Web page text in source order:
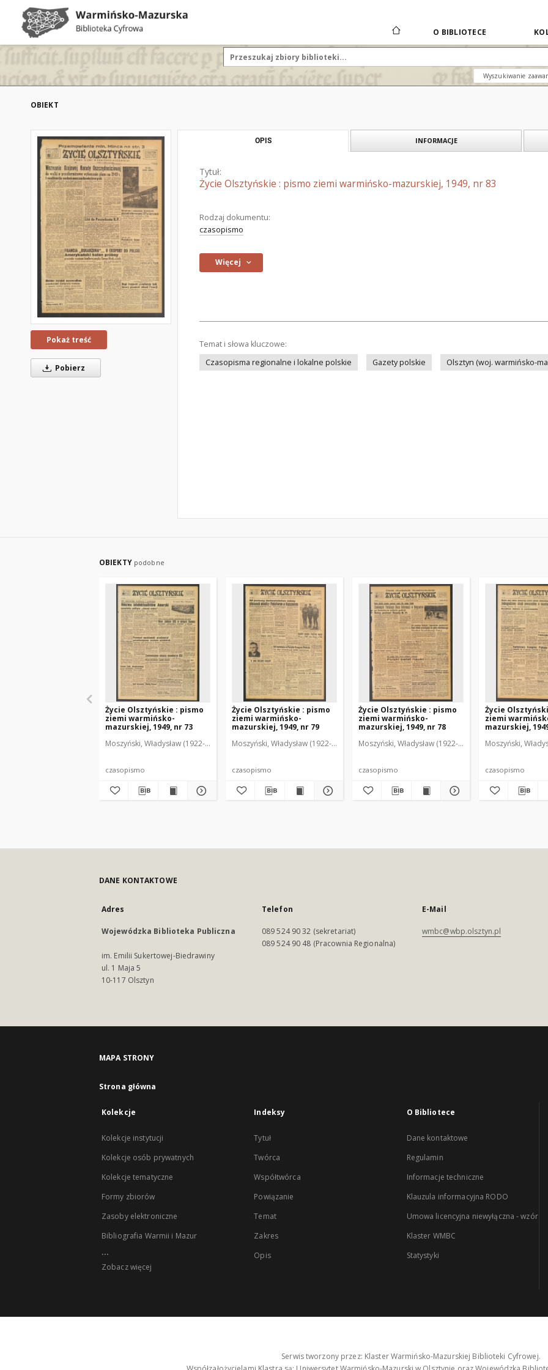
O BIBLIOTECE
Wyszukiwanie
OBIEKT
Pokaż treść
Pobierz
OPIS INFORMACJE
Tytuł:
Życie Olsztyńskie : pismo ziemi warmińsko-mazurskiej, 1949, nr 83
Rodzaj dokumentu:
czasopismo
Więcej
Temat i słowa kluczowe:
Czasopisma regionalne i lokalne polskie
Gazety polskie Olsztyn (woj. warmińsko-
OBIEKTY podobne
Życie Olsztyńskie : pismo
ziemi warmińsko-
mazurskiej, 1949, nr 73
Moszyński, Władysław (1922-2001). Red. Mroczkowski, Włodzimierz (1902-1971). Red. Osiecki, Andrzej. Red.
czasopismo
Życie Olsztyńskie : pismo
ziemi warmińsko-
mazurskiej, 1949, nr 79
Moszyński, Władysław (1922-2001). Red. Mroczkowski, Włodzimierz (1902-1971). Red.
czasopismo
Życie Olsztyńskie : pismo
ziemi warmińsko-
mazurskiej, 1949, nr 78
Moszyński, Władysław (1922-2001). Red. Mroczkowski,
czasopismo
Życie
ziemi
mazurskiej,
Moszyński,
czasopismo
DANE KONTAKTOWE
Adres
Wojewódzka Biblioteka Publiczna
im. Emilii Sukertowej-Biedrawiny
ul. 1 Maja 5
10-117 Olsztyn
Telefon
089 524 90 32 (sekretariat)
089 524 90 48 (Pracownia Regionalna)
E-Mail
wmbc@wbp.olsztyn.pl
MAPA STRONY
Strona główna
Kolekcje
Kolekcje instytucji
Kolekcje osób prywatnych
Kolekcje tematyczne
Formy zbiorów
Zasoby elektroniczne
Bibliografia Warmii i Mazur
...
Zobacz więcej
Indeksy
Tytuł
Twórca
Współtwórca
Powiązanie
Temat
Zakres
Opis
O Bibliotece
Dane kontaktowe
Regulamin
Informacje techniczne
Klauzula informacyjna RODO
Umowa licencyjna niewyłączna - wzór
Klaster WMBC
Statystyki
Serwis tworzony przez: Klaster Warmińsko-Mazurskiej Biblioteki Cyfrowej.